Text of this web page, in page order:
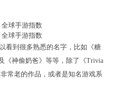
看到很多熟悉的名字，比如《糖
《神偷奶爸》等等，除了《Trivia
常老的作品，或者是知名游戏系